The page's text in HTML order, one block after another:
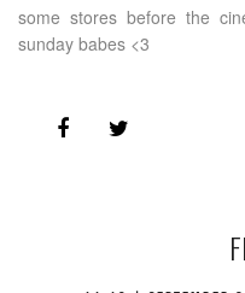
some stores before the
sunday babes <3